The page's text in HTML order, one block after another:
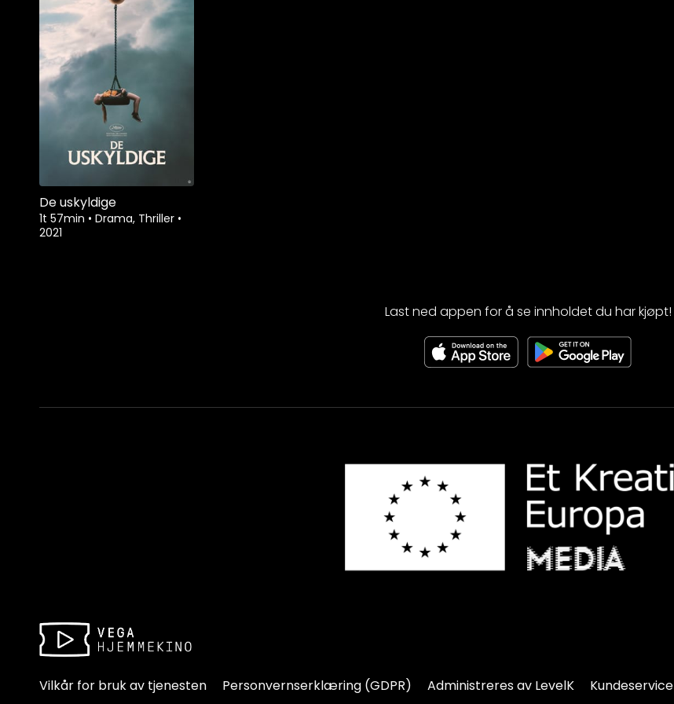
De uskyldige
1t 57min • Drama, Thriller •
2021
Last ned appen for å se innholdet du har kjøpt!
Vilkår for bruk av tjenesten Personvernserklæring (GDPR) Administreres av LevelK Kundeservice